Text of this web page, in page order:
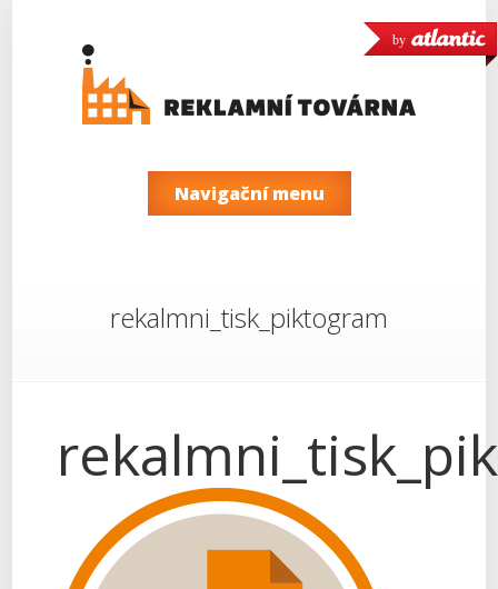
by
Navigační menu
rekalmni_tisk_piktogram